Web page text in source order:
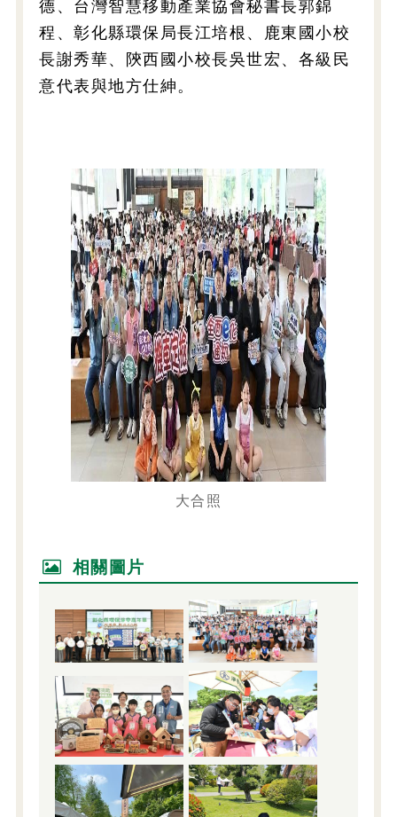
德、台灣智慧移動產業協會秘書長郭錦
程、彰化縣環保局長江培根、鹿東國小校
長謝秀華、陝西國小校長吳世宏、各級民
意代表與地方仕紳。
大合照
相關圖片